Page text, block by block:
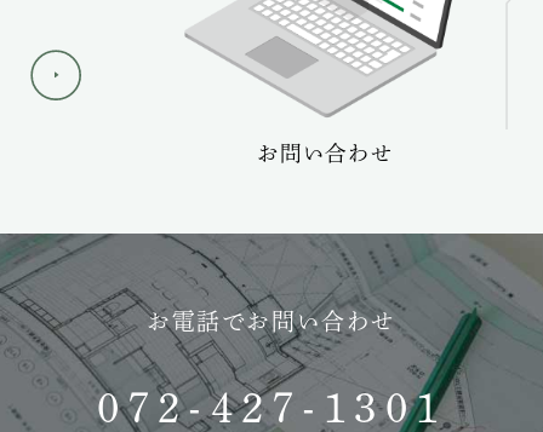
お問い合わせ
お電話でお問い合わせ
072-427-1301